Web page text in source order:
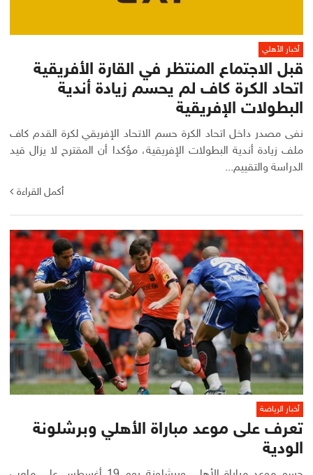
أخبار الأهلي
قبل الاجتماع المنتظر في القارة الأفريقية
اتحاد الكرة كاف لم يحسم زيادة أندية
البطولات الإفريقية
نفى مصدر داخل اتحاد الكرة حسم الاتحاد الإفريقي لكرة القدم كاف
ملف زيادة أندية البطولات الإفريقية، مؤكدا أن المقترح لا يزال قيد
الدراسة والتقييم...
أكمل القراءة
أخبار الرياضة
تعرف على موعد مباراة الأهلي وبرشلونة
الودية